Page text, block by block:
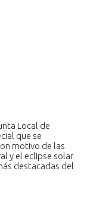
Local de
que se
motivo de las
y el eclipse solar
destacadas del